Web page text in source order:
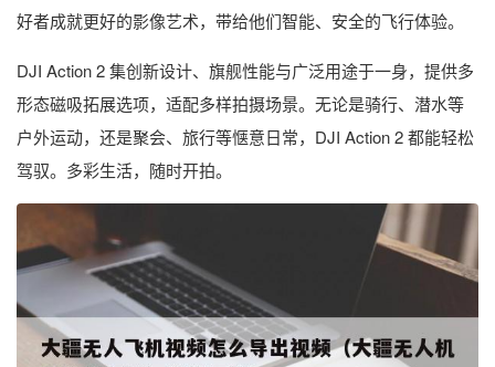
好者成就更好的影像艺术，带给他们智能、安全的飞行体验。
DJI Action 2 集创新设计、旗舰性能与广泛用途于一身，提供多
形态磁吸拓展选项，适配多样拍摄场景。无论是骑行、潜水等
户外运动，还是聚会、旅行等惬意日常，DJI Action 2 都能轻松
驾驭。多彩生活，随时开拍。